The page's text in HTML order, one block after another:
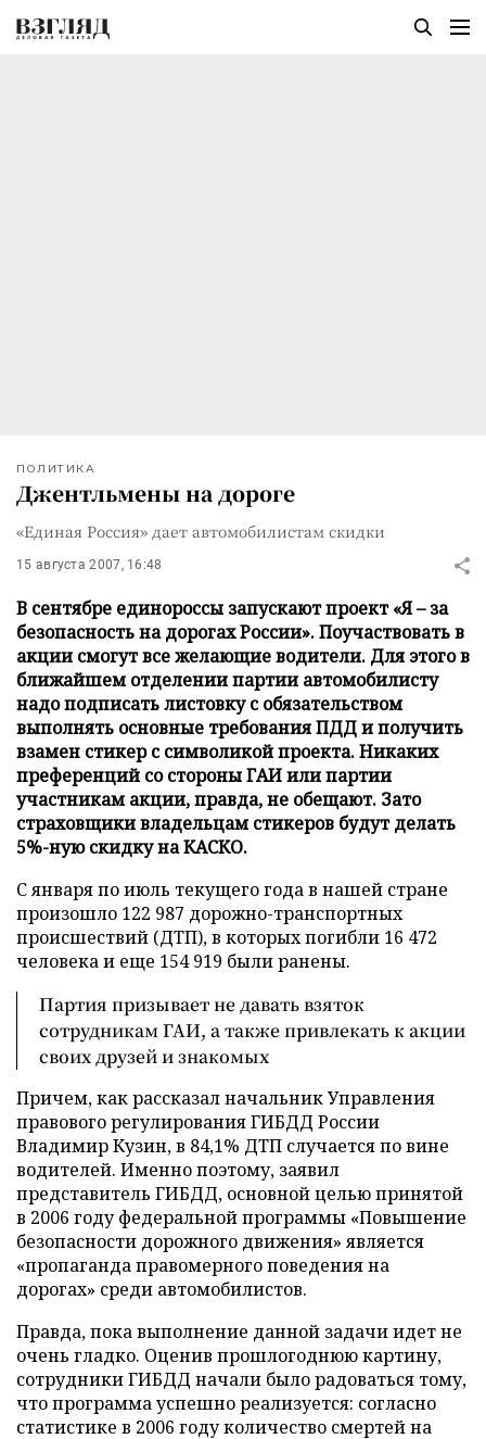
ПОЛИТИКА
Джентльмены на дороге
«Единая Россия» дает автомобилистам скидки
15 августа 2007, 16:48
В сентябре единороссы запускают проект «Я – за
безопасность на дорогах России». Поучаствовать в
акции смогут все желающие водители. Для этого в
ближайшем отделении партии автомобилисту
надо подписать листовку с обязательством
выполнять основные требования ПДД и получить
взамен стикер с символикой проекта. Никаких
преференций со стороны ГАИ или партии
участникам акции, правда, не обещают. Зато
страховщики владельцам стикеров будут делать
5%-ную скидку на КАСКО.
С января по июль текущего года в нашей стране
произошло 122 987 дорожно-транспортных
происшествий (ДТП), в которых погибли 16 472
человека и еще 154 919 были ранены.
Партия призывает не давать взяток
сотрудникам ГАИ, а также привлекать к акции
своих друзей и знакомых
Причем, как рассказал начальник Управления
правового регулирования ГИБДД России
Владимир Кузин, в 84,1% ДТП случается по вине
водителей. Именно поэтому, заявил
представитель ГИБДД, основной целью принятой
в 2006 году федеральной программы «Повышение
безопасности дорожного движения» является
«пропаганда правомерного поведения на
дорогах» среди автомобилистов.
Правда, пока выполнение данной задачи идет не
очень гладко. Оценив прошлогоднюю картину,
сотрудники ГИБДД начали было радоваться тому,
что программа успешно реализуется: согласно
статистике в 2006 году количество смертей на